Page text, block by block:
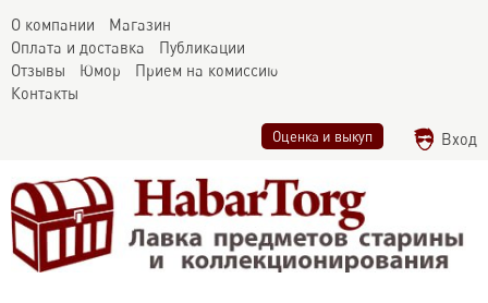
О компании
Магазин
Оплата и доставка
Публикации
Отзывы
Юмор
Прием на комиссию
Контакты
Оценка и выкуп Вход